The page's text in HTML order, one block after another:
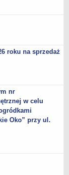
roku na sprzedaż
nr
w celu
Oko” przy ul.